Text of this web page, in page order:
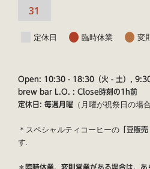
31
定休日 臨時休業 変
Open: 10:30 - 18:30（火 - 土）, 9:30
brew bar L.O. : Close時刻の1h前
定休日: 毎週月曜
（月曜が祝祭日の場
＊スペシャルティコーヒーの「豆販売
す.
＊臨時休業、変則営業がある場合は、あ